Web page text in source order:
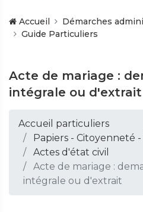
Accueil
Démarches
Guide Particuliers
Acte de mariage :
intégrale ou d'extrait
Accueil particuliers
Papiers - Citoyenneté
Actes d'état civil
Acte de mariage :
intégrale ou d'extrait